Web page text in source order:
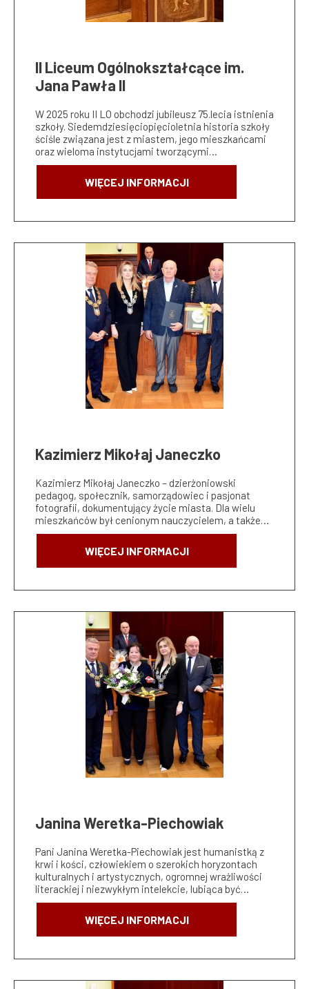
II Liceum Ogólnokształcące im.
Jana Pawła II
W 2025 roku II LO obchodzi jubileusz 75.lecia istnienia
szkoły. Siedemdziesięciopięcioletnia historia szkoły
ściśle związana jest z miastem, jego mieszkańcami
oraz wieloma instytucjami tworzącymi…
WIĘCEJ INFORMACJI
Kazimierz Mikołaj Janeczko
Kazimierz Mikołaj Janeczko – dzierżoniowski
pedagog, społecznik, samorządowiec i pasjonat
fotografii, dokumentujący życie miasta. Dla wielu
mieszkańców był cenionym nauczycielem, a także…
WIĘCEJ INFORMACJI
Janina Weretka-Piechowiak
Pani Janina Weretka-Piechowiak jest humanistką z
krwi i kości, człowiekiem o szerokich horyzontach
kulturalnych i artystycznych, ogromnej wrażliwości
literackiej i niezwykłym intelekcie, lubiąca być…
WIĘCEJ INFORMACJI